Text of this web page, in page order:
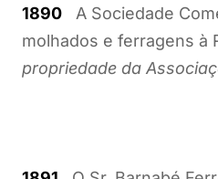
1890 A Sociedade
molhados e ferragens à
propriedade da